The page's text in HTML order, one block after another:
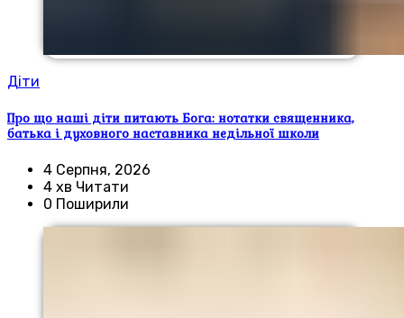
Діти
Про що наші діти питають Бога: нотатки священника,
батька і духовного наставника недільної школи
4 Серпня, 2026
4 хв Читати
0 Поширили